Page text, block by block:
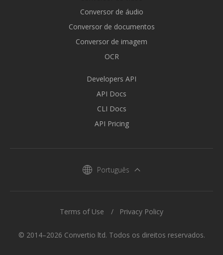
Conversor de áudio
Conversor de documentos
Conversor de imagem
OCR
Developers API
API Docs
CLI Docs
API Pricing
Português
© 2014–2026 Convertio ltd. Todos os direitos reservados.
Terms of Use Privacy Policy